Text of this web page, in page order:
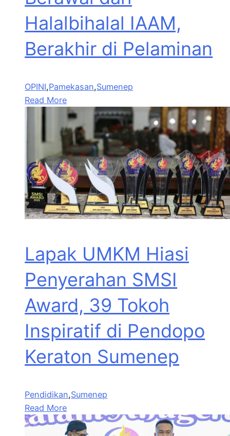
Halalbihalal IAAM,
Berakhir di Pelaminan
OPINI,Pamekasan,Sumenep
Read More
Lapak UMKM Hiasi
Penyerahan SMSI
Award, 39 Tokoh
Inspiratif di Pendopo
Keraton Sumenep
Pendidikan,Sumenep
Read More